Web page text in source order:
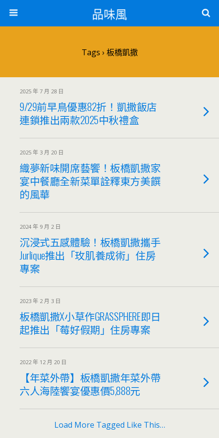
品味風
Tags › 板橋凱撒
2025 年 7 月 28 日
9/29前早鳥優惠82折！凱撒飯店
連鎖推出兩款2025中秋禮盒
2025 年 3 月 20 日
織夢新味開席藝饗！板橋凱撒家
宴中餐廳全新菜單詮釋東方美饌
的風華
2024 年 9 月 2 日
沉浸式五感體驗！板橋凱撒攜手
Jurlique推出「玫肌養成術」住房
專案
2023 年 2 月 3 日
板橋凱撒X小草作GRASSPHERE即日
起推出「莓好假期」住房專案
2022 年 12 月 20 日
【年菜外帶】板橋凱撒年菜外帶
六人海陸饗宴優惠價5,888元
Load More Tagged Like This…